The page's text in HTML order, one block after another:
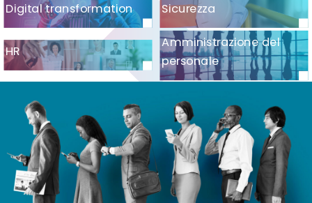
Digital transformation Sicurezza
HR
Amministrazione del
personale